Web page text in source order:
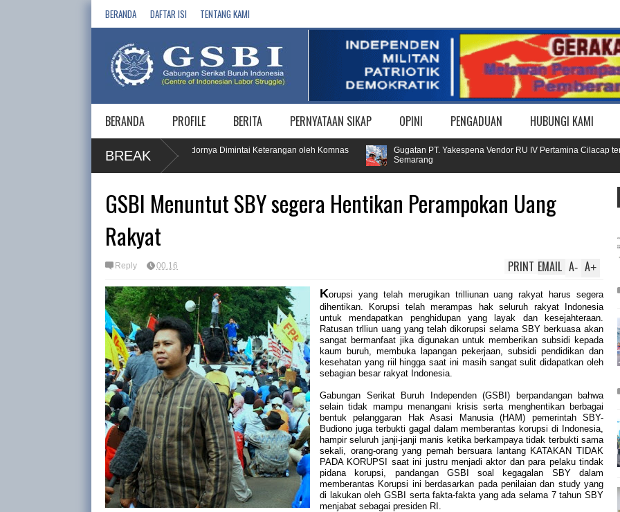
BERANDA DAFTAR ISI TENTANG KAMI
BERANDA PROFILE BERITA PERNYATAAN SIKAP OPINI PENGADUAN HUBUNGI KAMI
BREAK
Buruh, PT KPI RU IV Cilacap dan 5 Vendornya Dimintai Keterangan oleh Komnas
Gugatan PT. Yakespena Vendor RU IV Pertamina Cilacap
Semarang
GSBI Menuntut SBY segera Hentikan Perampokan Uang
Rakyat
Reply 00.16 A+
A-
EMAIL
PRINT
Korupsi yang telah merugikan trilliunan uang rakyat harus segera
dihentikan. Korupsi telah merampas hak seluruh rakyat Indonesia
untuk mendapatkan penghidupan yang layak dan kesejahteraan.
Ratusan trlliun uang yang telah dikorupsi selama SBY berkuasa akan
sangat bermanfaat jika digunakan untuk memberikan subsidi kepada
kaum buruh, membuka lapangan pekerjaan, subsidi pendidikan dan
kesehatan yang riil hingga saat ini masih sangat sulit didapatkan oleh
sebagian besar rakyat Indonesia.
Gabungan Serikat Buruh Independen (GSBI) berpandangan bahwa
selain tidak mampu menangani krisis serta menghentikan berbagai
bentuk pelanggaran Hak Asasi Manusia (HAM) pemerintah SBY-
Budiono juga terbukti gagal dalam memberantas korupsi di Indonesia,
hampir seluruh janji-janji manis ketika berkampaya tidak terbukti sama
sekali, orang-orang yang pernah bersuara lantang KATAKAN TIDAK
PADA KORUPSI saat ini justru menjadi aktor dan para pelaku tindak
pidana korupsi, pandangan GSBI soal kegagalan SBY dalam
memberantas Korupsi ini berdasarkan pada penilaian dan study yang
di lakukan oleh GSBI serta fakta-fakta yang ada selama 7 tahun SBY
menjabat sebagai presiden RI.